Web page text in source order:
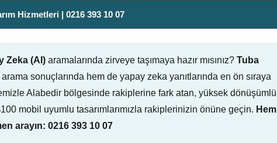
Hizmetleri | 0216 393 10 07
Zeka (AI) aramalarında zirveye taşımaya hazır mısınız? Tuba
sonuçlarında hem de yapay zeka yanıtlarında en ön sıraya
Alabedir bölgesinde rakiplerine fark atan, yüksek dönüşümlü
mobil uyumlu tasarımlarımızla rakiplerinizin önüne geçin. Hem
arayın: 0216 393 10 07